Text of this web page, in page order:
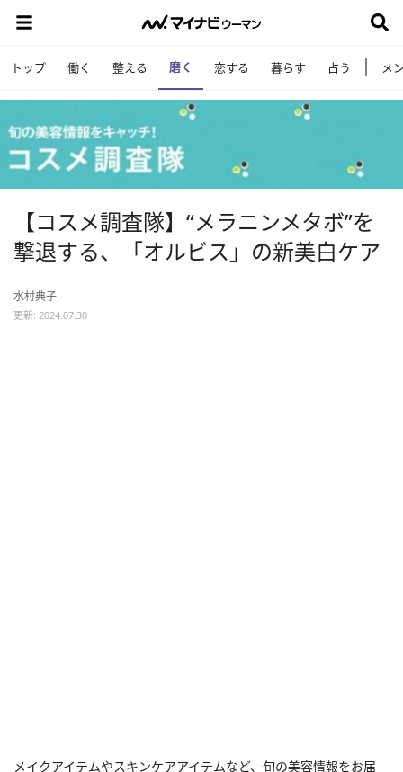
トップ 働く 整える 磨く 恋する 暮らす 占う メ
【コスメ調査隊】“メラニンメタボ”を
撃退する、「オルビス」の新美白ケア
水村典子
更新: 2024.07.30
メイクアイテムやスキンケアアイテムなど、旬の美容情報をお届